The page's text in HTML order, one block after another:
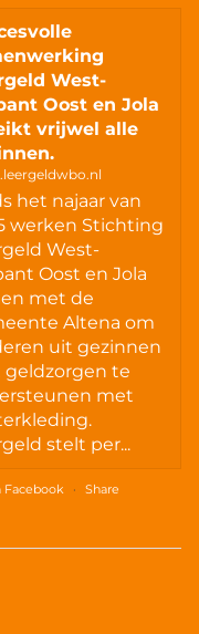
West-
Oost en Jola
vrijwel alle
het najaar van
werken Stichting
West-
Oost en Jola
met de
Altena om
uit gezinnen
geldzorgen te
met
stelt per...
Facebook · Share